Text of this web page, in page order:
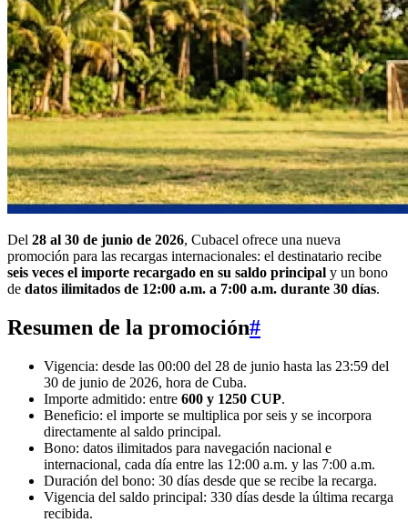
Del 28 al 30 de junio de 2026, Cubacel ofrece una nueva
promoción para las recargas internacionales: el destinatario recibe
seis veces el importe recargado en su saldo principal y un bono
de datos ilimitados de 12:00 a.m. a 7:00 a.m. durante 30 días.
Resumen de la promoción#
Vigencia: desde las 00:00 del 28 de junio hasta las 23:59 del
30 de junio de 2026, hora de Cuba.
Importe admitido: entre 600 y 1250 CUP.
Beneficio: el importe se multiplica por seis y se incorpora
directamente al saldo principal.
Bono: datos ilimitados para navegación nacional e
internacional, cada día entre las 12:00 a.m. y las 7:00 a.m.
Duración del bono: 30 días desde que se recibe la recarga.
Vigencia del saldo principal: 330 días desde la última recarga
recibida.